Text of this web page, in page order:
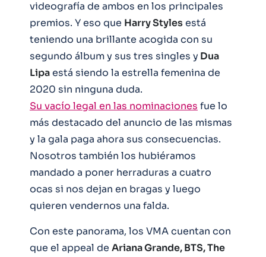
videografía de ambos en los principales
premios. Y eso que Harry Stylesestá
teniendo una brillante acogida con su
segundo álbum y sus tres singles y Dua
Lipaestá siendo la estrella femenina de
2020 sin ninguna duda.
Su vacío legal en las nominaciones fue lo
más destacado del anuncio de las mismas
y la gala paga ahora sus consecuencias.
Nosotros también los hubiéramos
mandado a poner herraduras a cuatro
ocas si nos dejan en bragas y luego
quieren vendernos una falda.
Con este panorama, los VMA cuentan con
que el appeal de Ariana Grande, BTS, The